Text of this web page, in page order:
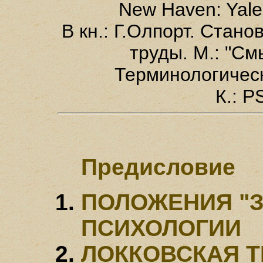
New Haven:
В кн.: Г.Олпорт.
труды.М.:
К.:
Предисловие
ПОЛОЖЕНИЯ
ПСИХОЛОГИИ
ЛОККОВСКАЯ